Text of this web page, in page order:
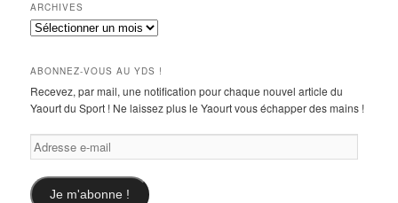
ARCHIVES
Archives
ABONNEZ-VOUS AU YDS !
Recevez, par mail, une notification pour chaque nouvel article du
Yaourt du Sport ! Ne laissez plus le Yaourt vous échapper des mains !
Adresse
e-
mail
Je m'abonne !